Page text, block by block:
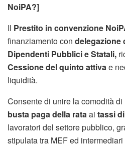
NoiPA?]
Il Prestito in convenzione
finanziamento con delegazione
Dipendenti Pubblici e Statali,
Cessione del quinto attivae
liquidità.
Consente di unire la comodità di
busta paga della rataai tassi
lavoratori del settore pubblico,
stipulata tra MEF ed